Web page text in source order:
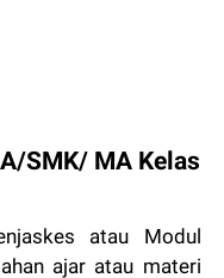
SMK/ MA Kelas
atau Modul
ajar atau materi